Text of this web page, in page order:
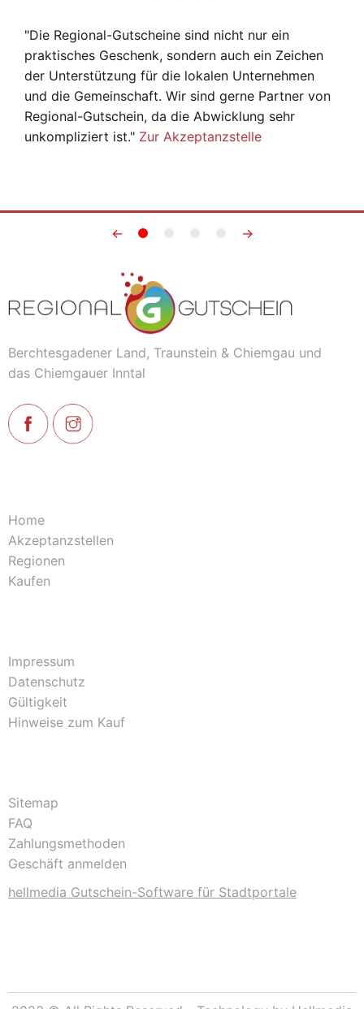
"Die Regional-Gutscheine sind nicht nur ein
praktisches Geschenk, sondern auch ein Zeichen
der Unterstützung für die lokalen Unternehmen
und die Gemeinschaft. Wir sind gerne Partner von
Regional-Gutschein, da die Abwicklung sehr
unkompliziert ist." Zur Akzeptanzstelle
← →
Berchtesgadener Land, Traunstein & Chiemgau und
das Chiemgauer Inntal
Home
Akzeptanzstellen
Regionen
Kaufen
Impressum
Datenschutz
Gültigkeit
Hinweise zum Kauf
Sitemap
FAQ
Zahlungsmethoden
Geschäft anmelden
hellmedia Gutschein-Software für Stadtportale